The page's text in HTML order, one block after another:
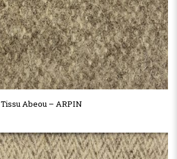
Tissu Abeou – ARPIN